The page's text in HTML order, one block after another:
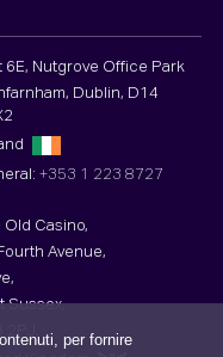
per fornire
6E, Nutgrove Office Park
Dublin, D14
+353 1 223 8727
Old Casino,
Avenue,
Sussex,
2PJ,